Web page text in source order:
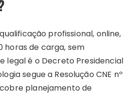
profissional, online,
horas de carga, sem
legal é o Decreto Presidencial
segue a Resolução CNE nº
planejamento de